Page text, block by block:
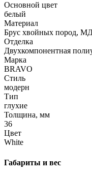
Основной цвет
белый
Материал
Брус хвойных пород,
Отделка
Двухкомпонентная
Марка
BRAVO
Стиль
модерн
Тип
глухие
Толщина, мм
36
Цвет
White
Габариты и вес